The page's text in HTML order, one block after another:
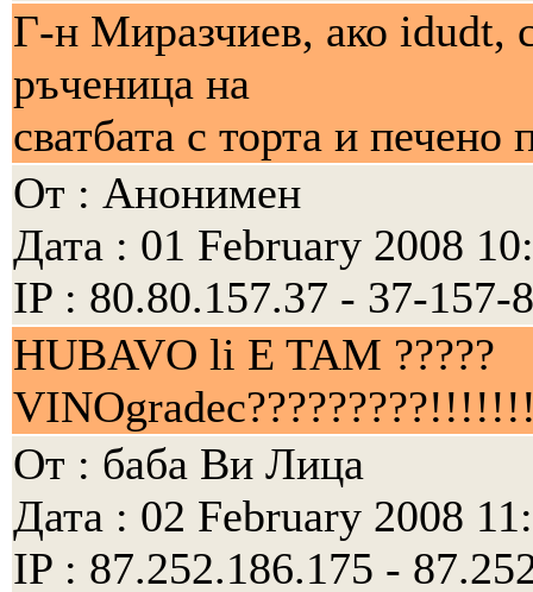
Г-н Mирaзчиeв, ако idudt,
ръченица на
сватбата с торта и печено
От : Анонимен
Дата : 01 February 2008
IP : 80.80.157.37 - 37-157-
HUBAVO li E TAM ?????
От : баба Ви Лица
Дата : 02 February 2008
IP : 87.252.186.175 -